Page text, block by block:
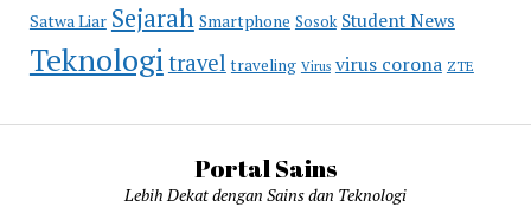
Satwa Liar Sejarah Smartphone Sosok Student News
Teknologitravel traveling Virus virus corona ZTE
Portal Sains
Lebih Dekat dengan Sains dan Teknologi